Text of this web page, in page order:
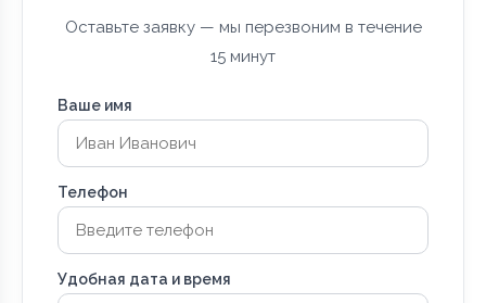
Оставьте заявку — мы перезвоним в течение
15 минут
Ваше имя
Телефон
Удобная дата и время